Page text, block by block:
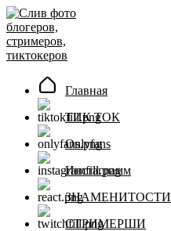
Перейти
к
содержимому
Главная
ТИК ТОК
Onlyfans
Инстаграмм
ЗНАМЕНИТОСТИ
СТРИМЕРШИ